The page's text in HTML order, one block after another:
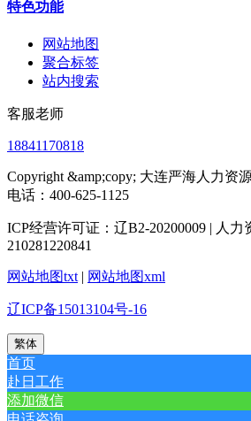
特色功能
网站地图
聚合标签
站内搜索
客服老师
18841170818
Copyright &amp;copy; 大连严海人力资
电话：400-625-1125
ICP经营许可证：辽B2-20200009 | 人力
210281220841
网站地图txt | 网站地图xml
辽ICP备15013104号-16
繁体
首页
赴日工作
添加微信